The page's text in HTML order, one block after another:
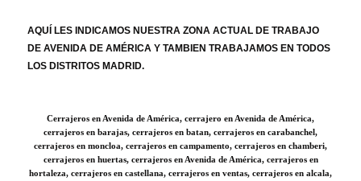
AQUÍ LES INDICAMOS NUESTRA ZONA ACTUAL DE TRABAJO
DE AVENIDA DE AMÉRICA Y TAMBIEN TRABAJAMOS EN TODOS
LOS DISTRITOS MADRID.
Cerrajeros en Avenida de América, cerrajero en Avenida de América,
cerrajeros en barajas, cerrajeros en batan, cerrajeros en carabanchel,
cerrajeros en moncloa, cerrajeros en campamento, cerrajeros en chamberi,
cerrajeros en huertas, cerrajeros en Avenida de América, cerrajeros en
hortaleza, cerrajeros en castellana, cerrajeros en ventas, cerrajeros en alcala,